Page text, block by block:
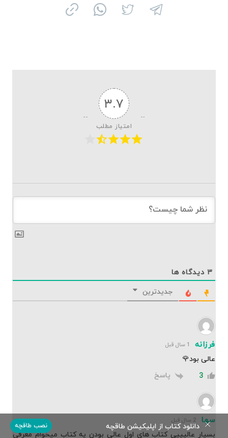
۳.۷
امتیاز مطلب
۳ دیدگاه ها
جدیدترین
فرزانه 1 سال قبل
عالی بود🌹
3
پاسخ
سها 2 سال قبل
بسیار عالیییی کتاب های اول عالی بودن یه کتاب میخوام معرفی
دانلود کتاب از اپلیکیشن طاقچه نصب طاقچه